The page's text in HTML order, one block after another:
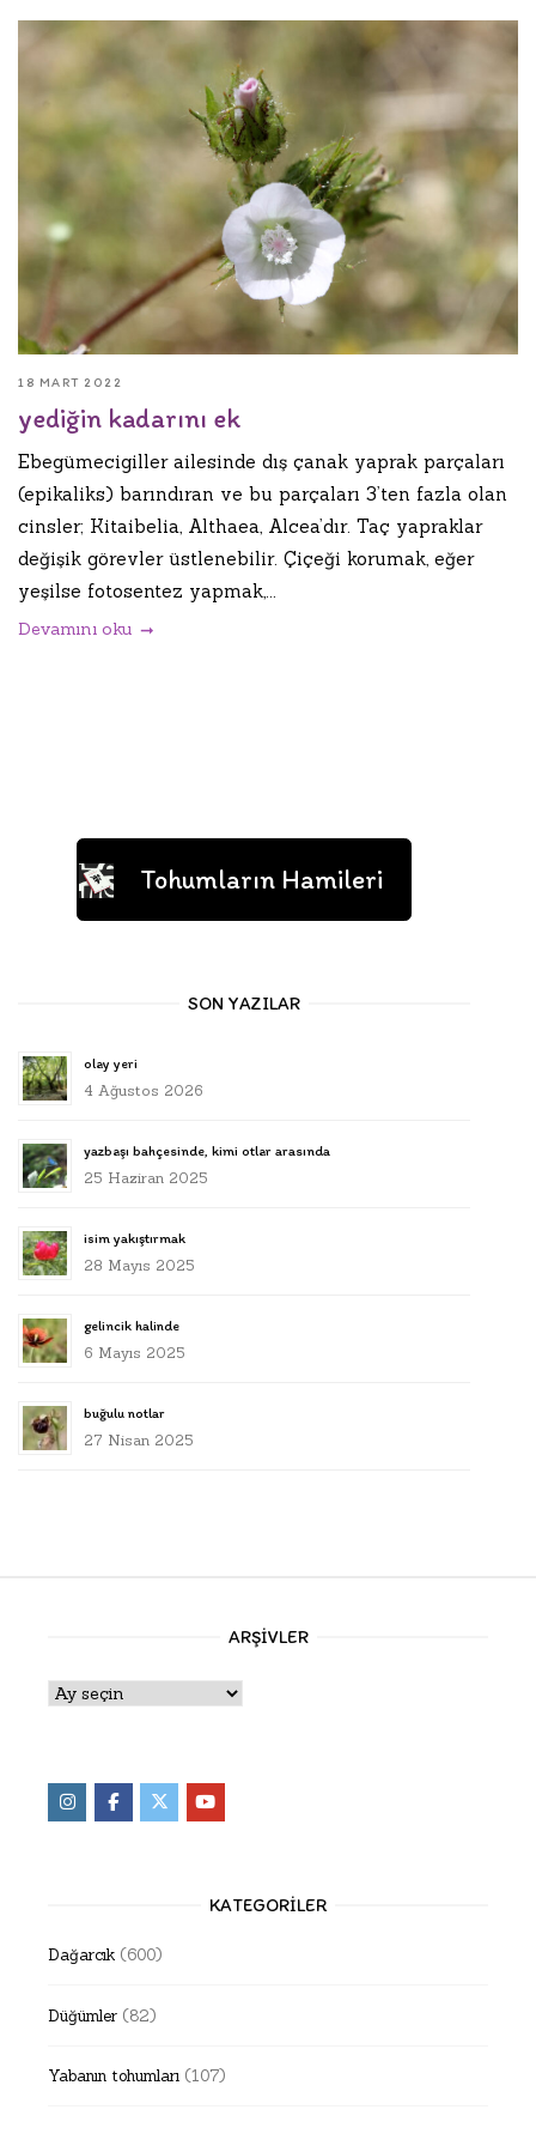
18 MART 2022
yediğin kadarını ek
Ebegümecigiller ailesinde dış çanak yaprak parçaları
(epikaliks) barındıran ve bu parçaları 3’ten fazla olan
cinsler; Kitaibelia, Althaea, Alcea’dır. Taç yapraklar
değişik görevler üstlenebilir. Çiçeği korumak, eğer
yeşilse fotosentez yapmak,...
Devamını oku
Tohumların Hamileri
SON YAZILAR
olay yeri
4 Ağustos 2026
yazbaşı bahçesinde, kimi otlar arasında
25 Haziran 2025
isim yakıştırmak
28 Mayıs 2025
gelincik halinde
6 Mayıs 2025
buğulu notlar
27 Nisan 2025
ARŞIVLER
Arşivler
KATEGORILER
Dağarcık (600)
Düğümler (82)
Yabanın tohumları (107)